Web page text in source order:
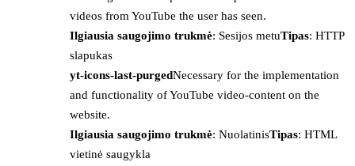
videos from YouTube the user has seen.
Ilgiausia saugojimo trukmė: Sesijos metuTipas: HTTP
slapukas
yt-icons-last-purgedNecessary for the implementation
and functionality of YouTube video-content on the
website.
Ilgiausia saugojimo trukmė: NuolatinisTipas: HTML
vietinė saugykla